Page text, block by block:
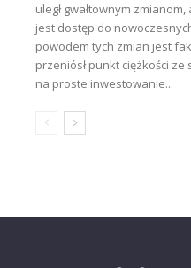
uległ gwałtownym
jest dostęp do
powodem tych zmian jest
przeniósł punkt ciężkości
na proste inwestowanie...